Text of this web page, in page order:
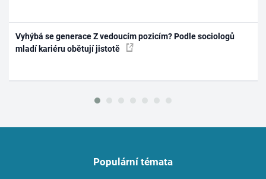
Vyhýbá se generace Z vedoucím pozicím? Podle sociologů
mladí kariéru obětují jistotě
Populární témata